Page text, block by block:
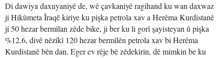
Di dawiya daxuyaniyê de, wê çavkaniyê ragihand ku wan daxwaz
ji Hikûmeta Îraqê kiriye ku pişka petrola xav a Herêma Kurdistanê
ji 50 hezar bermîlan zêde bike, ji ber ku li gorî şayisteyan û pişka
%12.6, divê nêzîkî 120 hezar bermîlên petrola xav bi Herêma
Kurdistanê bên dan. Eger ev rêje bê zêdekirin, dê mimkin be ku